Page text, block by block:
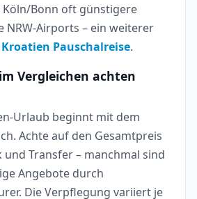
Bonn oft günstigere
NRW-Airports – ein weiterer
Kroatien Pauschalreise.
Vergleichen achten
Urlaub beginnt mit dem
Achte auf den Gesamtpreis
und Transfer – manchmal sind
Angebote durch
Die Verpflegung variiert je